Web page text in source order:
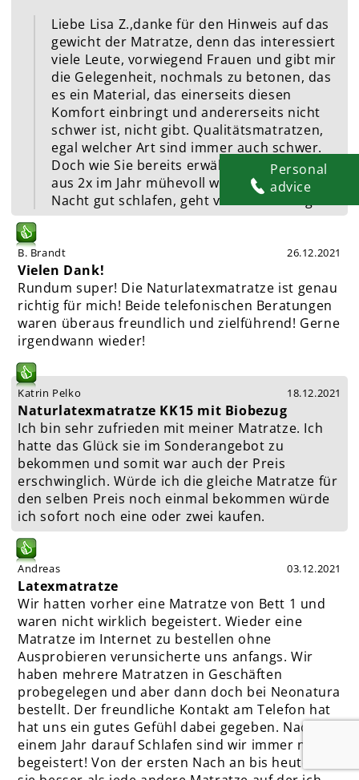
Personal
advice
Liebe Lisa Z.,danke für den Hinweis auf das
gewicht der Matratze, denn das interessiert
viele Leute, vorwiegend Frauen und gibt mir
die Gelegenheit, nochmals zu betonen, das
es ein Material, das einerseits diesen
Komfort einbringt und andererseits nicht
schwer ist, nicht gibt. Qualitätsmatratzen,
egal welcher Art sind immer auch schwer.
Doch wie Sie bereits erwähnen, die Relation
aus 2x im Jahr mühevoll wenden und jede
Nacht gut schlafen, geht voll in Ordnung.
B. Brandt 26.12.2021
Vielen Dank!
Rundum super! Die Naturlatexmatratze ist genau
richtig für mich! Beide telefonischen Beratungen
waren überaus freundlich und zielführend! Gerne
irgendwann wieder!
Katrin Pelko 18.12.2021
Naturlatexmatratze KK15 mit Biobezug
Ich bin sehr zufrieden mit meiner Matratze. Ich
hatte das Glück sie im Sonderangebot zu
bekommen und somit war auch der Preis
erschwinglich. Würde ich die gleiche Matratze für
den selben Preis noch einmal bekommen würde
ich sofort noch eine oder zwei kaufen.
Andreas 03.12.2021
Latexmatratze
Wir hatten vorher eine Matratze von Bett 1 und
waren nicht wirklich begeistert. Wieder eine
Matratze im Internet zu bestellen ohne
Ausprobieren verunsicherte uns anfangs. Wir
haben mehrere Matratzen in Geschäften
probegelegen und aber dann doch bei Neonatura
bestellt. Der freundliche Kontakt am Telefon hat
hat uns ein gutes Gefühl dabei gegeben. Nach
einem Jahr darauf Schlafen sind wir immer noch
begeistert! Von der ersten Nach an bis heute ist